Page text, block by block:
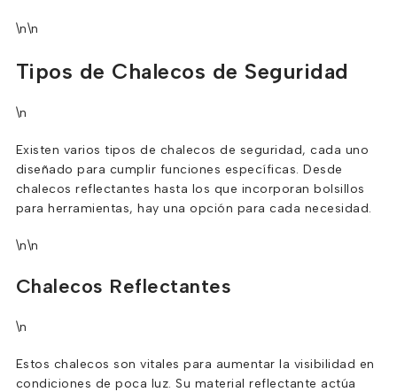
\n\n
Tipos de Chalecos de Seguridad
\n
Existen varios tipos de chalecos de seguridad, cada uno
diseñado para cumplir funciones específicas. Desde
chalecos reflectantes hasta los que incorporan bolsillos
para herramientas, hay una opción para cada necesidad.
\n\n
Chalecos Reflectantes
\n
Estos chalecos son vitales para aumentar la visibilidad en
condiciones de poca luz. Su material reflectante actúa